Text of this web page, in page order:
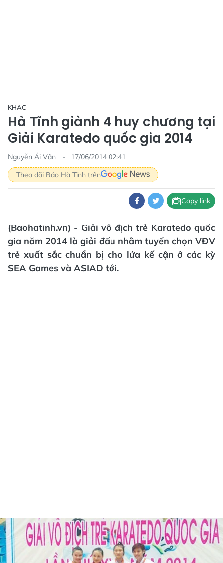
KHAC
Hà Tĩnh giành 4 huy chương tại
Giải Karatedo quốc gia 2014
Nguyễn Ái Vân
17/06/2014 02:41
Theo dõi Báo Hà Tĩnh trên
Copy link
(Baohatinh.vn) - Giải vô địch trẻ Karatedo quốc
gia năm 2014 là giải đấu nhằm tuyển chọn VĐV
trẻ xuất sắc chuẩn bị cho lứa kế cận ở các kỳ
SEA Games và ASIAD tới.